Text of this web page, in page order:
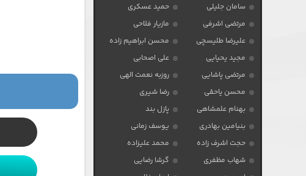
سامان جلیلی
حمید عسکری
مرتضی اشرفی
مازیار فلاحی
علیرضا طلیسچی
محسن ابراهیم زاده
مجید یحیایی
علی اصحابی
مرتضی پاشایی
روزبه نعمت الهی
محسن یاحقی
رضا شیری
بهنام علمشاهی
پازل بند
بنیامین بهادری
یوسف زمانی
حجت اشرف زاده
محمد علیزاده
شهاب مظفری
گرشا رضایی